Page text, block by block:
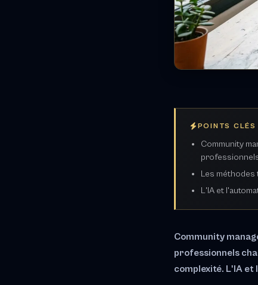
POINTS CLÉS
Community
Les méthodes
L'IA et
Community
professionnels
complexité. L'IA